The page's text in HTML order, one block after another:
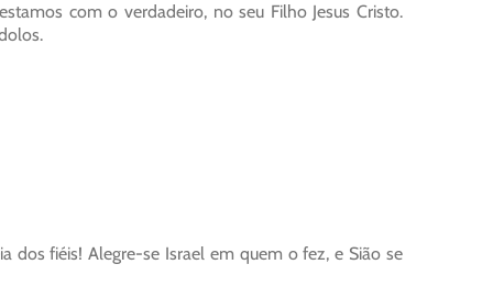
com o verdadeiro, no seu Filho Jesus Cristo.
dos fiéis! Alegre-se Israel em quem o fez, e Sião se